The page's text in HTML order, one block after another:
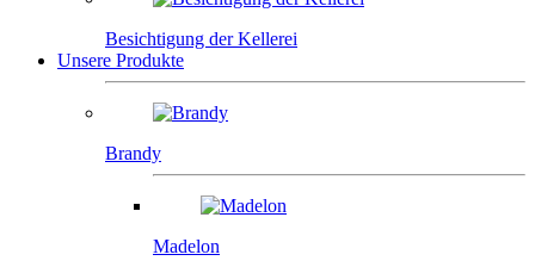
Besichtigung der Kellerei
Unsere Produkte
Brandy
Madelon